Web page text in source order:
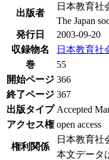
出版者
日本教育社
The Japan
発行日
2003-09-20
収録物名
日本教育社
巻
55
開始ページ 366
終了ページ 367
出版タイプ Accepted
アクセス権 open access
権利関係
日本教育社
本文データ